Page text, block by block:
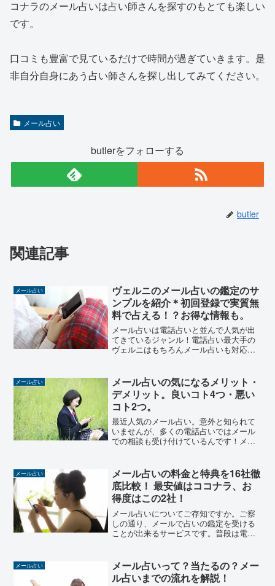
コナラのメール占いは占い師さんを探すのもとても楽しい
です。
口コミも豊富で見ているだけで時間が過ぎていきます。是
非自分自身にあう占い師さんを探し出してみてください。
メール占い
butlerをフォローする
butler
関連記事
メール占い
ヴェルニのメール占いの鑑定のサ
ンプルを紹介＊初回登録で実質無
料で占える！？お得な情報も。
メール占いは電話占いと並んで人気が出
てきているジャンル！電話占い最大手の
ヴェルニはもちろんメール占いも対応し
を受け付けている占い師さんは60名ほ
ど。少ないとお思いに...
メール占い
メール占いの気になるメリット・
デメリット。良いコト4つ・悪い
コト2つ。
最近人気のメール占い。意外と知られて
いませんが、多くの電話占いではメール
での相談も受け付けているんです！メー
ここでメール占いのメリットとデメリッ
トをまとめてみました！調べ...
メール占い
メール占いの料金と特典を16社徹
底比較！ 最安値はココナラ、お
得度はこの2社！
メール占いについてご存知ですか。ご察
しの通り、メールで占いの鑑定を受ける
ことが出来るサービスです。普段は電話
ちなみに当サイトで紹介している電話占
いのサイトの多くがメール...
メール占い
メール占いって？当たるの？メー
ル占いまでの流れを解説！